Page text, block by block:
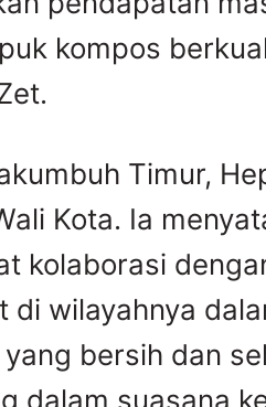
kompos
Timur,
Kota. Ia
kolaborasi
di wilayahnya
bersih dan
dalam suasana